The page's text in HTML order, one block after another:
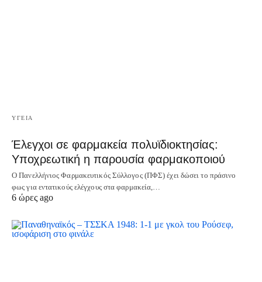
ΥΓΕΙΑ
Έλεγχοι σε φαρμακεία πολυϊδιοκτησίας:
Υποχρεωτική η παρουσία φαρμακοποιού
Ο Πανελλήνιος Φαρμακευτικός Σύλλογος (ΠΦΣ) έχει δώσει το πράσινο
φως για εντατικούς ελέγχους στα φαρμακεία,…
6 ώρες ago